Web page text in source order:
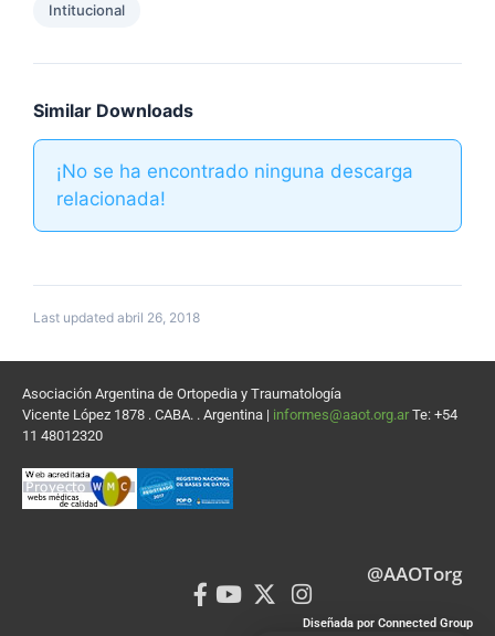
Intitucional
Similar Downloads
¡No se ha encontrado ninguna descarga
relacionada!
Last updated abril 26, 2018
Asociación Argentina de Ortopedia y Traumatología
Vicente López 1878 . CABA. . Argentina | informes@aaot.org.ar Te: +54
11 48012320
@AAOTorg
Diseñada por Connected Group